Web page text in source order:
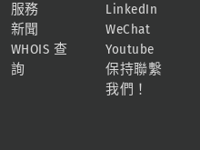
服務
新聞
WHOIS 查
詢
LinkedIn
WeChat
Youtube
保持聯繫
我們！